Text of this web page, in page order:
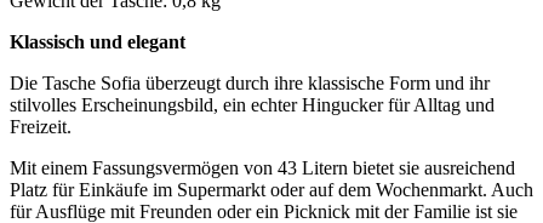
Klassisch und elegant
Die Tasche Sofia überzeugt durch ihre klassische Form und ihr
stilvolles Erscheinungsbild, ein echter Hingucker für Alltag und
Freizeit.
Mit einem Fassungsvermögen von 43 Litern bietet sie ausreichend
Platz für Einkäufe im Supermarkt oder auf dem Wochenmarkt. Auch
für Ausflüge mit Freunden oder ein Picknick mit der Familie ist sie